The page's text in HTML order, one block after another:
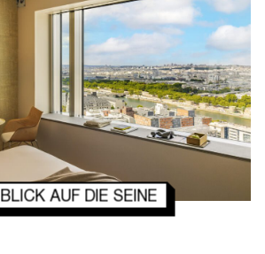
BLICK AUF DIE SEINE